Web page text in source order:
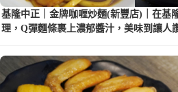
基隆中正｜金牌咖喱炒麵(新豐店)｜在基
理，Q彈麵條裹上濃郁醬汁，美味到讓人